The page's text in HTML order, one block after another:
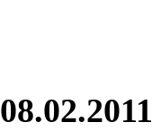
08.02.2011